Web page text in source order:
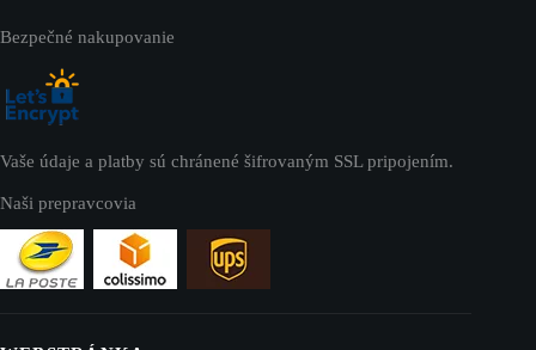
Bezpečné nakupovanie
Vaše údaje a platby sú chránené šifrovaným SSL pripojením.
Naši prepravcovia